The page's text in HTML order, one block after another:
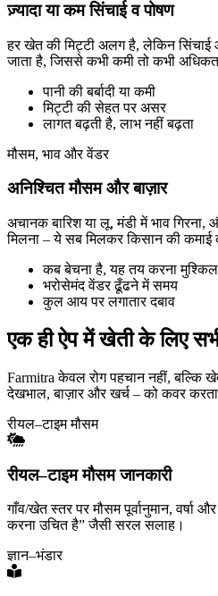
ज़्यादा या कम सिंचाई व पोषण
हर खेत की मिट्टी अलग है, लेकिन
जाता है, जिससे कभी कमी तो कभी
पानी की बर्बादी या कमी
मिट्टी की सेहत पर असर
लागत बढ़ती है, लाभ नहीं बढ़ता
मौसम, भाव और वेंडर
अनिश्चित मौसम और बाज़ार
अचानक बारिश या लू, मंडी में भाव गिरना,
मिलना – ये सब मिलकर किसान की कमाई
कब बेचना है, यह तय करना मुश्किल
भरोसेमंद वेंडर ढूँढने में समय
कुल आय पर लगातार दबाव
एक ही ऐप में खेती के लिए
Farmitra केवल रोग पहचान नहीं, बल्कि
देखभाल, बाज़ार और खर्च – को कवर
रीयल–टाइम मौसम
रीयल–टाइम मौसम जानकारी
गाँव/खेत स्तर पर मौसम पूर्वानुमान, वर्षा
करना उचित है” जैसी सरल सलाह।
ज्ञान–भंडार